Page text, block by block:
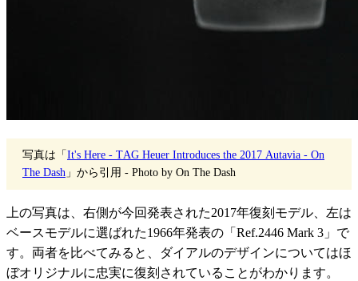
写真は「 It's Here - TAG Heuer Introduces the 2017 Autavia - On
The Dash 」から引用 - Photo by On The Dash
上の写真は、右側が今回発表された2017年復刻モデル、左は
ベースモデルに選ばれた1966年発表の「Ref.2446 Mark 3」で
す。両者を比べてみると、ダイアルのデザインについてはほ
ぼオリジナルに忠実に復刻されていることがわかります。